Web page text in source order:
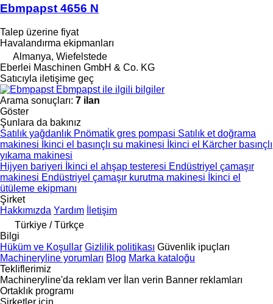
Ebmpapst 4656 N
Talep üzerine fiyat
Havalandırma ekipmanları
Almanya, Wiefelstede
Eberlei Maschinen GmbH & Co. KG
Satıcıyla iletişime geç
Ebmpapst ile ilgili bilgiler
Arama sonuçları: 7 ilan
Göster
Şunlara da bakınız
Satılık yağdanlık Pnömati̇k gres pompasi Satılık et doğrama
makinesi
İkinci el basınçlı su makinesi
İkinci el Kärcher basınçlı
yıkama makinesi
Hijyen bariyeri
İkinci el ahşap testeresi Endüstriyel çamaşır
makinesi Endüstriyel çamaşır kurutma makinesi
İkinci el
ütüleme ekipmanı
Şirket
Hakkımızda Yardım
İletişim
Türkiye / Türkçe
Bilgi
Hüküm ve Koşullar Gizlilik politikası Güvenlik ipuçları
Machineryline yorumları Blog Marka kataloğu
Tekliflerimiz
Machineryline'da reklam ver
İlan verin Banner reklamları
Ortaklık programı
Şirketler için